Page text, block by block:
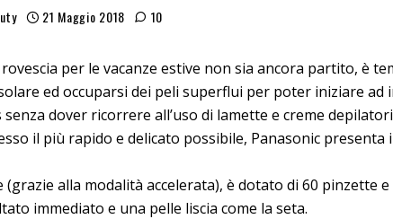
21 Maggio 2018 10
per le vacanze estive non sia ancora partito, è
ed occuparsi dei peli superflui per poter iniziare ad
dover ricorrere all’uso di lamette e creme
il più rapido e delicato possibile, Panasonic presenta
(grazie alla modalità accelerata), è dotato di 60 pinzette
immediato e una pelle liscia come la seta.